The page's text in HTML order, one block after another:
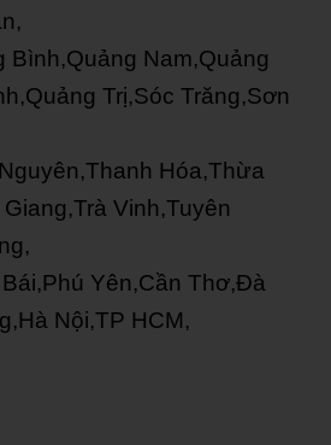
Bình,Quảng Nam,Quảng
Trị,Sóc Trăng,Sơn
Hóa,Thừa
Vinh,Tuyên
Yên,Cần Thơ,Đà
Nội,TP HCM,